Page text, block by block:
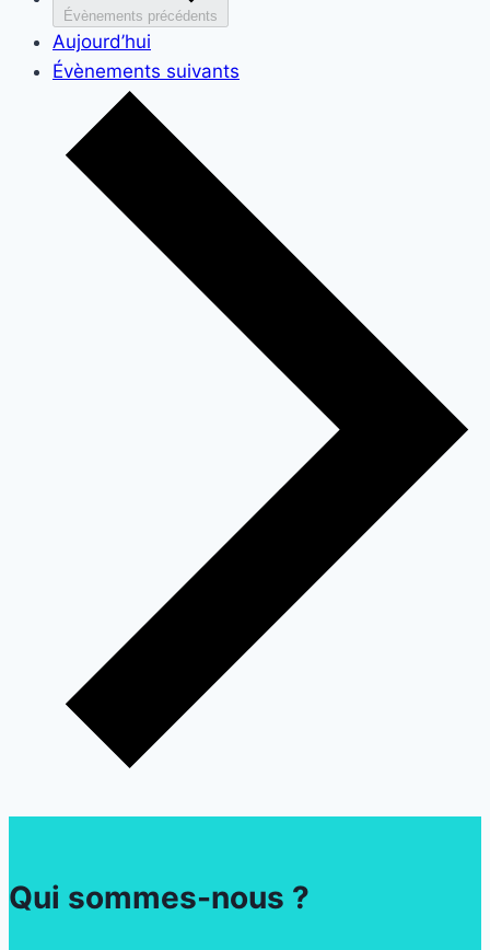
Évènements précédents
Aujourd’hui
Évènements suivants
Qui sommes-nous ?